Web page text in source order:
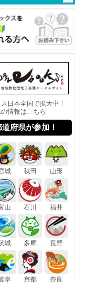
日本全国で拡大中！
情報はこちら
府県が参加！
城 秋田 山形
山 石川 福井
城 多摩 長野
阜 京都 奈良